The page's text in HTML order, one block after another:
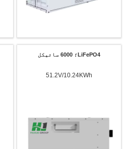
LiFePO4؛ 6000 سائیکل
51.2V/10.24KWh